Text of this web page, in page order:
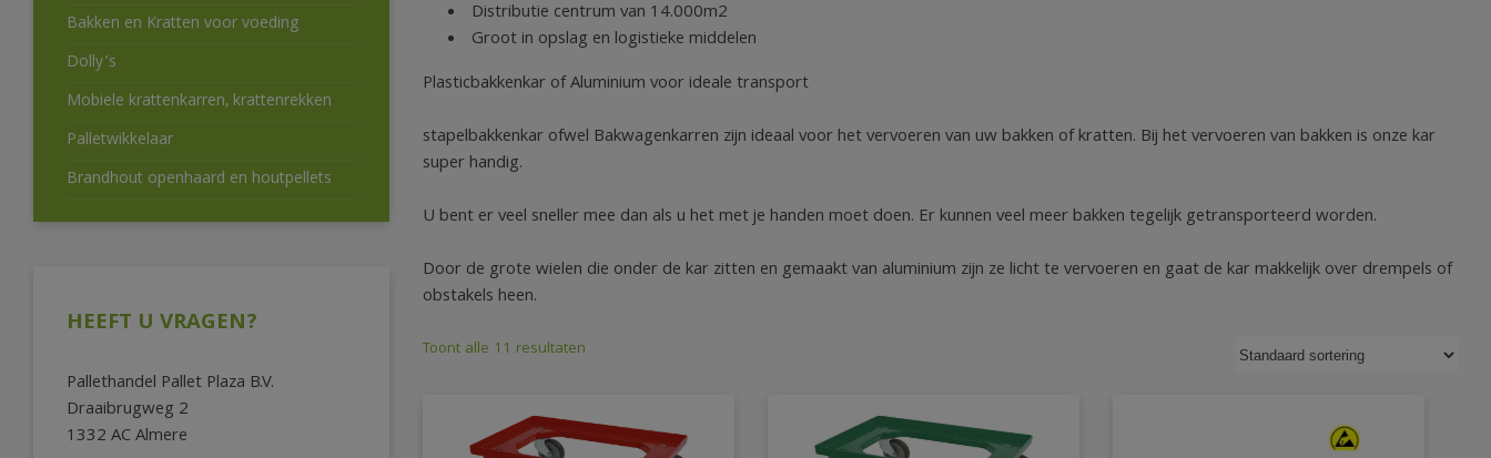
Bakken en Kratten voor voeding
Dolly’s
Mobiele krattenkarren, krattenrekken
Palletwikkelaar
Brandhout openhaard en houtpellets
HEEFT U VRAGEN?
Pallethandel Pallet Plaza B.V.
Draaibrugweg 2
1332 AC Almere
Distributie centrum van 14.000m2
Groot in opslag en logistieke middelen
Plasticbakkenkar of Aluminium voor ideale transport
stapelbakkenkar ofwel Bakwagenkarren zijn ideaal voor het vervoeren van uw bakken of kratten. Bij het vervoeren van bakken is onze kar
super handig.
U bent er veel sneller mee dan als u het met je handen moet doen. Er kunnen veel meer bakken tegelijk getransporteerd worden.
Door de grote wielen die onder de kar zitten en gemaakt van aluminium zijn ze licht te vervoeren en gaat de kar makkelijk over drempels of
obstakels heen.
Toont alle 11 resultaten